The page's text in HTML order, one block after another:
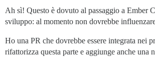
Ah sì! Questo è dovuto al passaggio a Ember
sviluppo: al momento non dovrebbe
Ho una PR che dovrebbe essere integrata nei
rifattorizza questa parte e aggiunge anche una